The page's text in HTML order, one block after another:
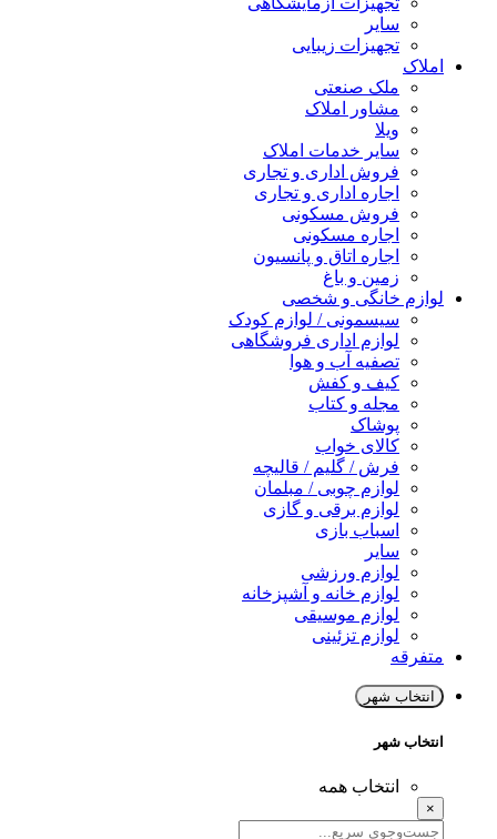
سایر
تجهیزات زیبایی
املاک
ملک صنعتی
مشاور املاک
ویلا
سایر خدمات املاک
فروش اداری و تجاری
اجاره اداری و تجاری
فروش مسکونی
اجاره مسکونی
اجاره اتاق و پانسیون
زمین و باغ
لوازم خانگی و شخصی
سیسمونی / لوازم کودک
لوازم اداری فروشگاهی
تصفیه آب و هوا
کیف و کفش
مجله و کتاب
پوشاک
کالای خواب
فرش / گلیم / قالیچه
لوازم چوبی / مبلمان
لوازم برقی و گازی
اسباب بازی
سایر
لوازم ورزشی
لوازم خانه و آشپزخانه
لوازم موسیقی
لوازم تزئینی
متفرقه
انتخاب شهر
انتخاب شهر
انتخاب همه
×